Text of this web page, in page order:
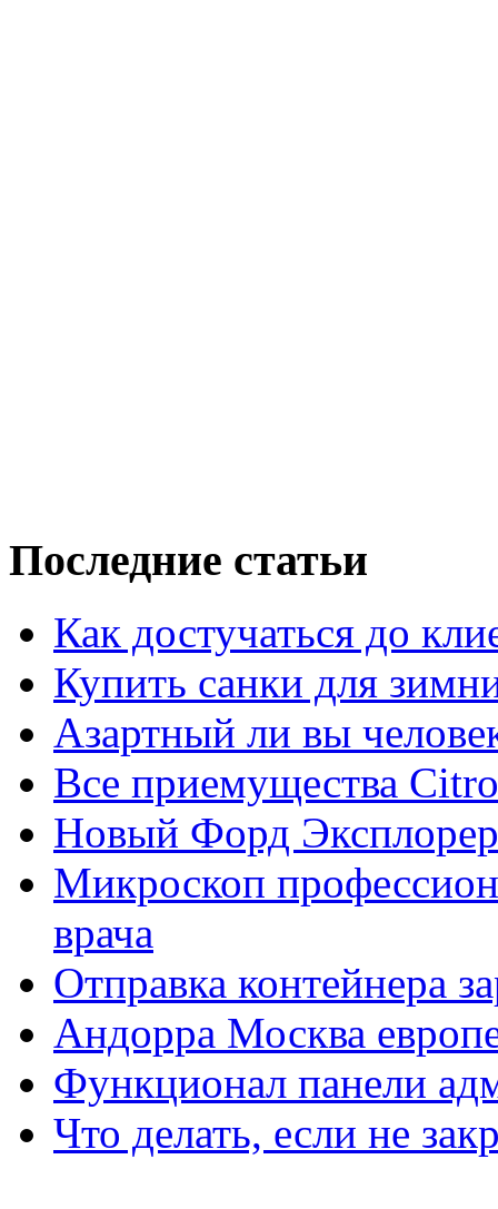
Последние статьи
Как достучаться до
Купить санки для
Азартный ли вы
Все приемущества
Новый Форд
Микроскоп
врача
Отправка контейнера
Андорра Москва
Функционал панели
Что делать, если не